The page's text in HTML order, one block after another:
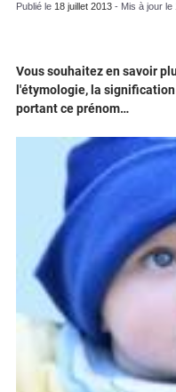
Publié le 18 juillet 2013 - Mis à jour le
Vous souhaitez en savoir
l'étymologie, la
portant ce prénom…